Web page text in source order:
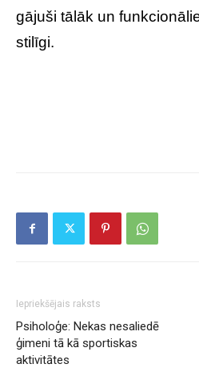
gājuši tālāk un
stilīgi.
Iepriekšējais raksts
Psiholoģe: Nekas nesaliedē
ģimeni tā kā sportiskas
aktivitātes